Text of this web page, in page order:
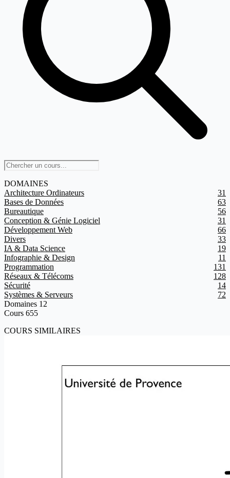
DOMAINES
Architecture Ordinateurs
31
Bases de Données
63
Bureautique
56
Conception & Génie Logiciel
31
Développement Web
66
Divers
33
IA & Data Science
19
Infographie & Design
11
Programmation
131
Réseaux & Télécoms
128
Sécurité
14
Systèmes & Serveurs
72
Domaines 12
Cours 655
COURS SIMILAIRES